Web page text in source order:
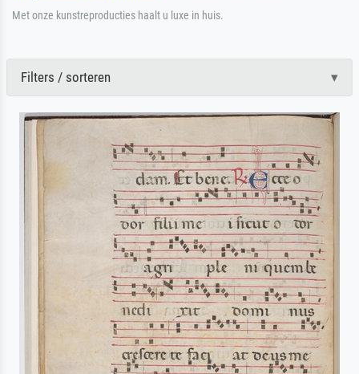
Met onze kunstreproducties haalt u luxe in huis.
Filters / sorteren